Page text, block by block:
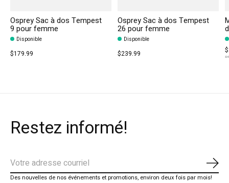
Osprey Sac à dos Tempest
9 pour femme
Disponible
$179.99
Osprey Sac à dos Tempest
26 pour femme
Disponible
$239.99
Restez informé!
Des nouvelles de nos événements et promotions, environ deux fois par mois!